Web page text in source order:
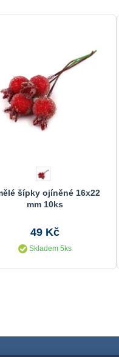
šípky ojíněné 16x22
mm 10ks
49 Kč
Skladem 5ks